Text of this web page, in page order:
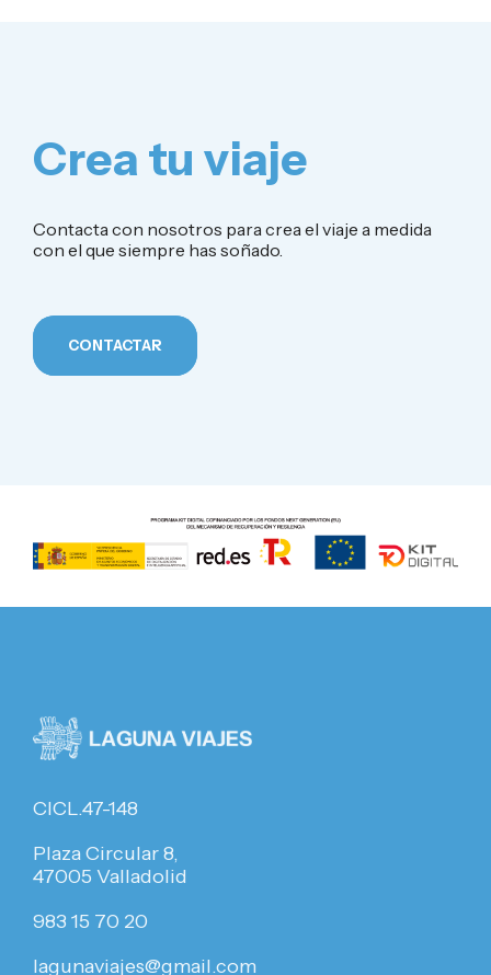
Crea tu viaje
Contacta con nosotros para crea el viaje a medida
con el que siempre has soñado.
CONTACTAR
CICL.47-148
Plaza Circular 8,
47005 Valladolid
983 15 70 20
lagunaviajes@gmail.com